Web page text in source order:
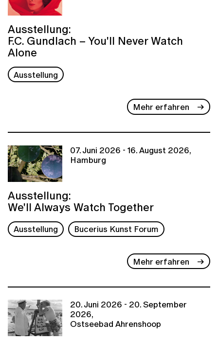
Ausstellung:
F.C. Gundlach – You'll Never Watch
Alone
Ausstellung
Mehr erfahren
07. Juni 2026 - 16. August 2026,
Hamburg
Ausstellung:
We'll Always Watch Together
Ausstellung Bucerius Kunst Forum
Mehr erfahren
20. Juni 2026 - 20. September
2026,
Ostseebad Ahrenshoop